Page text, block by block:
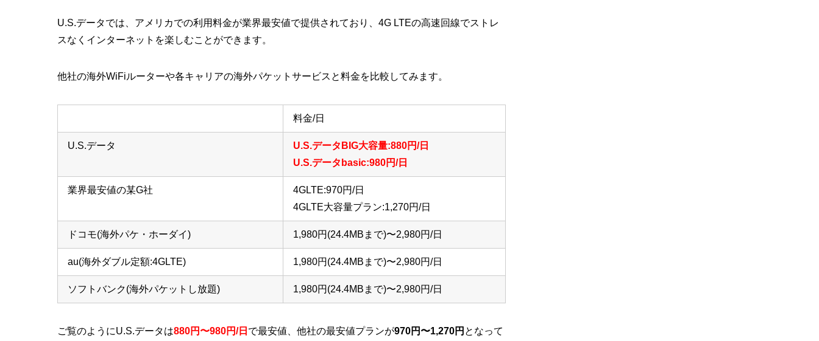
U.S.データでは、アメリカでの利用料金が業界最安値で提供されており、4G LTEの高速回線でストレ
スなくインターネットを楽しむことができます。
他社の海外WiFiルーターや各キャリアの海外パケットサービスと料金を比較してみます。
料金/日
U.S.データ
U.S.データBIG大容量:880円/日
U.S.データbasic:980円/日
業界最安値の某G社
4GLTE:970円/日
4GLTE大容量プラン:1,270円/日
ドコモ(海外パケ・ホーダイ) 1,980円(24.4MBまで)〜2,980円/日
au(海外ダブル定額:4GLTE) 1,980円(24.4MBまで)〜2,980円/日
ソフトバンク(海外パケットし放題) 1,980円(24.4MBまで)〜2,980円/日
ご覧のようにU.S.データは880円〜980円/日 で最安値、他社の最安値プランが970円〜1,270円 となって